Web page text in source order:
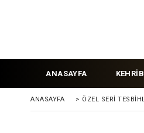
ANASAYFA
ANASAYFA > ÖZEL SERİ